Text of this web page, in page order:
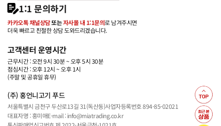
1:1 문의하기
카카오톡 채널상담또는자사몰 내 1:1문의로 남겨주시면
더욱 빠르고 친절한 상담 도와드리겠습니다.
고객센터 운영시간
근무시간 : 오전 9시 30분 ~ 오후 5시 30분
점심시간 : 오후 12시 ~ 오후 1시
(주말 및 공휴일 휴무)
(주) 홍언니고기 푸드
서울특별시 금천구 두산로13길 31(독산동)사업자등록번호 894-85-02021
대표자명 : 홍미애E-mail : info@miatrading.co.kr